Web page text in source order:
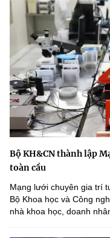
Bộ KH&CN thành lập
toàn cầu
Mạng lưới chuyên gia trí
Bộ Khoa học và Công
nhà khoa học, doanh